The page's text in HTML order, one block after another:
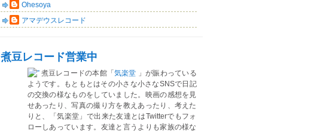
Ohesoya
アマデウスレコード
煮豆レコード営業中
煮豆レコードの本館「 気楽堂 」が賑わっている
ようです。もともとはその小さな小さなSNSで日記
の交換の様なものをしていました。映画の感想を見
せあったり、写真の撮り方を教えあったり、考えた
りと、「気楽堂」で出来た友達とはTwitterでもフォ
ローしあっています。友達と言うよりも家族の様な